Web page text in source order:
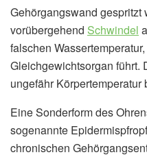
Gehörgangswand gespritzt
vorübergehend Schwindel
falschen
Gleichgewichtsorgan führt.
ungefähr Körpertemperatur
Eine Sonderform des
sogenannte
chronischen